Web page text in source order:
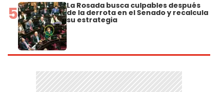
5 La Rosada busca culpables después
de la derrota en el Senado y recalcula
su estrategia